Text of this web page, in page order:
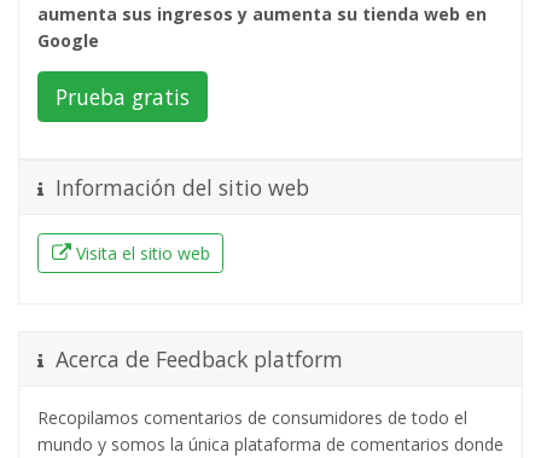
aumenta sus ingresos y aumenta su tienda web en
Google
Prueba gratis
Información del sitio web
Visita el sitio web
Acerca de Feedback platform
Recopilamos comentarios de consumidores de todo el
mundo y somos la única plataforma de comentarios donde